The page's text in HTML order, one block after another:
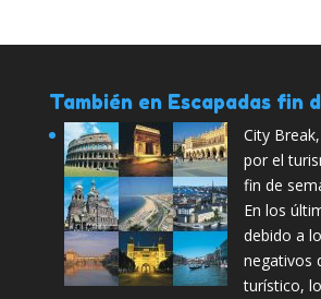
También en Escapadas fin
City
por el
fin de
En los
debido a
negativos
turístico,